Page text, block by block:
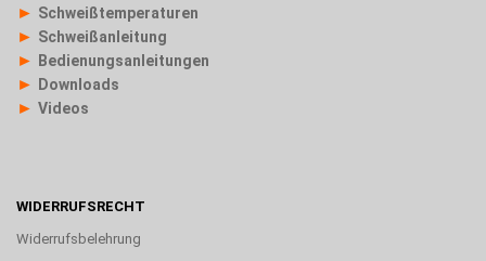
► Schweißtemperaturen
► Schweißanleitung
► Bedienungsanleitungen
► Downloads
► Videos
WIDERRUFSRECHT
Widerrufsbelehrung